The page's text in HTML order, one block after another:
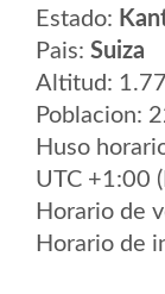
Estado:
Pais: Suiza
Altitud:
Poblacion:
Huso
UTC +1:00
Horario de
Horario de